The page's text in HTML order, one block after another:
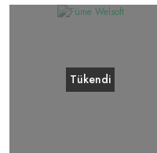
Tükendi